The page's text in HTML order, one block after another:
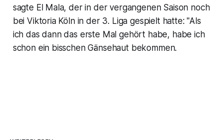
sagte El Mala, der in der vergangenen Saison noch
bei Viktoria Köln in der 3. Liga gespielt hatte: "Als
ich das dann das erste Mal gehört habe, habe ich
schon ein bisschen Gänsehaut bekommen.